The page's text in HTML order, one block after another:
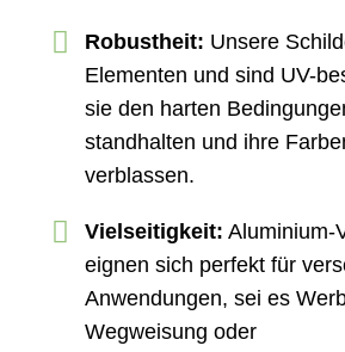
Robustheit: Unsere
Elementen und sind UV-
sie den harten
standhalten und ihre
verblassen.
Vielseitigkeit: Aluminium-
eignen sich perfekt für
Anwendungen, sei es
Wegweisung oder